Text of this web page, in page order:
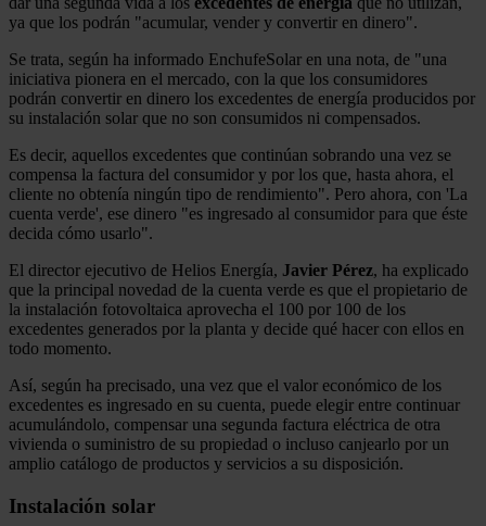
ya que los podrán "acumular, vender y convertir en dinero".
Se trata, según ha informado EnchufeSolar en una nota, de "una
iniciativa pionera en el mercado, con la que los consumidores
podrán convertir en dinero los excedentes de energía producidos por
su instalación solar que no son consumidos ni compensados.
Es decir, aquellos excedentes que continúan sobrando una vez se
compensa la factura del consumidor y por los que, hasta ahora, el
cliente no obtenía ningún tipo de rendimiento". Pero ahora, con 'La
cuenta verde', ese dinero "es ingresado al consumidor para que éste
decida cómo usarlo".
El director ejecutivo de Helios Energía, Javier Pérez, ha explicado
que la principal novedad de la cuenta verde es que el propietario de
la instalación fotovoltaica aprovecha el 100 por 100 de los
excedentes generados por la planta y decide qué hacer con ellos en
todo momento.
Así, según ha precisado, una vez que el valor económico de los
excedentes es ingresado en su cuenta, puede elegir entre continuar
acumulándolo, compensar una segunda factura eléctrica de otra
vivienda o suministro de su propiedad o incluso canjearlo por un
amplio catálogo de productos y servicios a su disposición.
Instalación solar